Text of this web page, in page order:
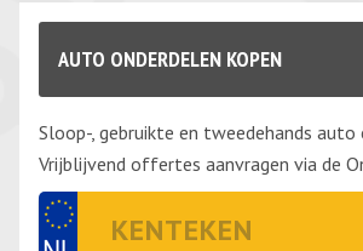
AUTO ONDERDELEN KOPEN
Sloop-, gebruikte en tweedehands auto
Vrijblijvend offertes aanvragen via de